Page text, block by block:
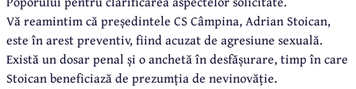
Vă reamintim că președintele CS Câmpina, Adrian Stoican,
este în arest preventiv, fiind acuzat de agresiune sexuală.
Există un dosar penal și o anchetă în desfășurare, timp în care
Stoican beneficiază de prezumția de nevinovăție.